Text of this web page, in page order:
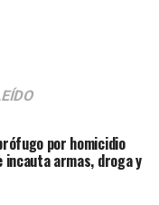
por homicidio
incauta armas, droga y